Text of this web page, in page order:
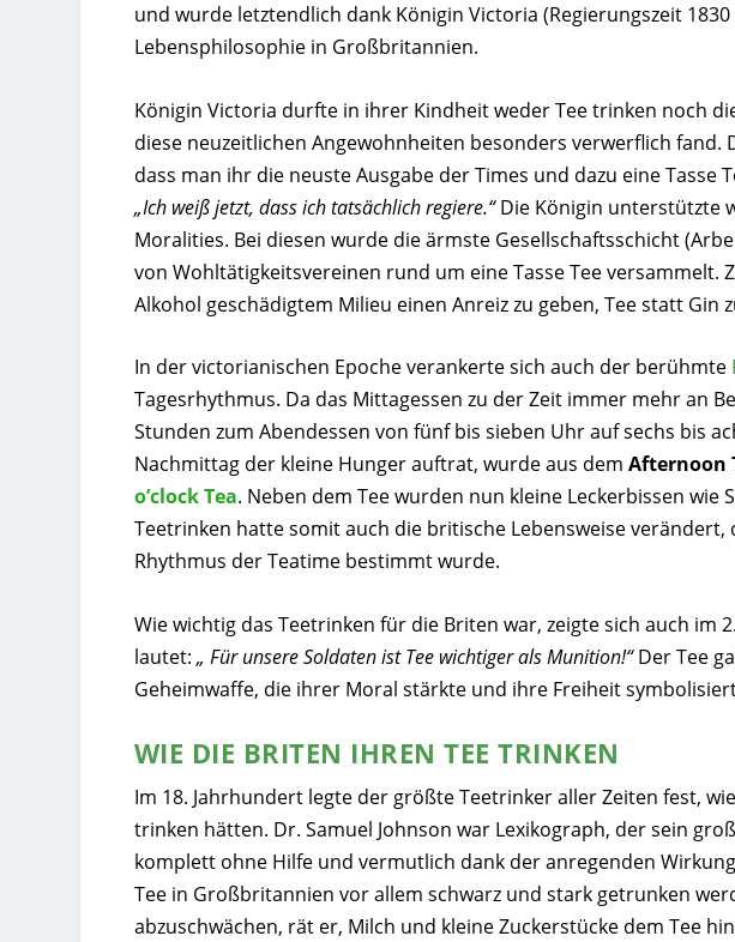
und wurde letztendlich dank Königin Victoria (Regierungszeit 1830
Lebensphilosophie in Großbritannien.
Königin Victoria durfte in ihrer Kindheit weder Tee trinken noch
diese neuzeitlichen Angewohnheiten besonders verwerflich fand.
dass man ihr die neuste Ausgabe der Times und dazu eine Tasse
„Ich weiß jetzt, dass ich tatsächlich regiere.“Die Königin unterstützte
Moralities. Bei diesen wurde die ärmste Gesellschaftsschicht
von Wohltätigkeitsvereinen rund um eine Tasse Tee versammelt.
Alkohol geschädigtem Milieu einen Anreiz zu geben, Tee statt Gin
In der victorianischen Epoche verankerte sich auch der berühmte
Tagesrhythmus. Da das Mittagessen zu der Zeit immer mehr an
Stunden zum Abendessen von fünf bis sieben Uhr auf sechs bis
Nachmittag der kleine Hunger auftrat, wurde aus dem Afternoon
o’clock Tea. Neben dem Tee wurden nun kleine Leckerbissen wie
Teetrinken hatte somit auch die britische Lebensweise verändert,
Rhythmus derTeatimebestimmt wurde.
Wie wichtig das Teetrinken für die Briten war, zeigte sich auch im
lautet: „ Für unsere Soldaten ist Tee wichtiger als Munition!“Der Tee
Geheimwaffe, die ihrer Moral stärkte und ihre Freiheit
WIE DIE BRITEN IHREN TEE TRINKEN
Im 18. Jahrhundert legte der größte Teetrinker aller Zeiten fest,
trinken hätten. Dr. Samuel Johnson war Lexikograph, der sein
komplett ohne Hilfe und vermutlich dank der anregenden
Tee in Großbritannien vor allem schwarz und stark getrunken
abzuschwächen, rät er, Milch und kleine Zuckerstücke dem Tee